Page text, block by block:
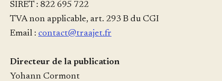
SIRET : 822 695 722
TVA non applicable, art. 293 B du CGI
Email : contact@traajet.fr
Directeur de la publication
Yohann Cormont